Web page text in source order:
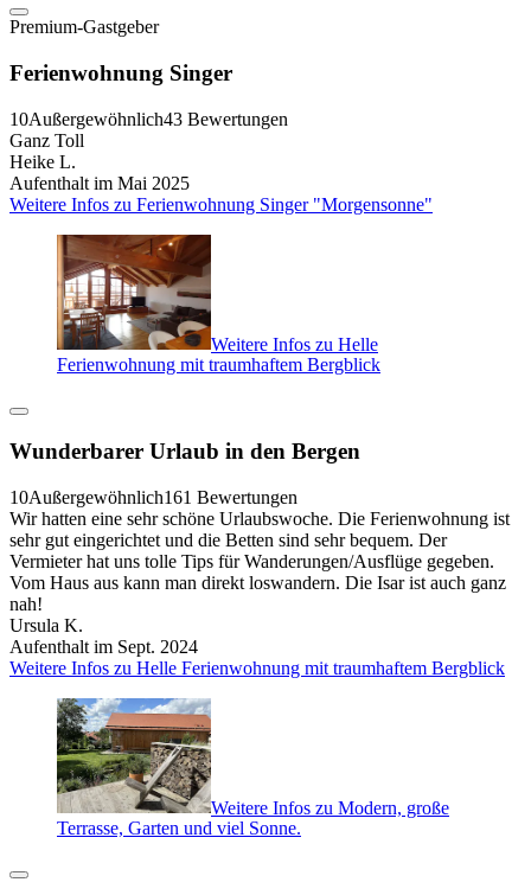
Premium-Gastgeber
Ferienwohnung Singer
10Außergewöhnlich43 Bewertungen
Ganz Toll
Heike L.
Aufenthalt im Mai 2025
Weitere Infos zu Ferienwohnung Singer "Morgensonne"
Weitere Infos zu Helle
Ferienwohnung mit traumhaftem Bergblick
Wunderbarer Urlaub in den Bergen
10Außergewöhnlich161 Bewertungen
Wir hatten eine sehr schöne Urlaubswoche. Die Ferienwohnung ist
sehr gut eingerichtet und die Betten sind sehr bequem. Der
Vermieter hat uns tolle Tips für Wanderungen/Ausflüge gegeben.
Vom Haus aus kann man direkt loswandern. Die Isar ist auch ganz
nah!
Ursula K.
Aufenthalt im Sept. 2024
Weitere Infos zu Helle Ferienwohnung mit traumhaftem Bergblick
Weitere Infos zu Modern, große
Terrasse, Garten und viel Sonne.